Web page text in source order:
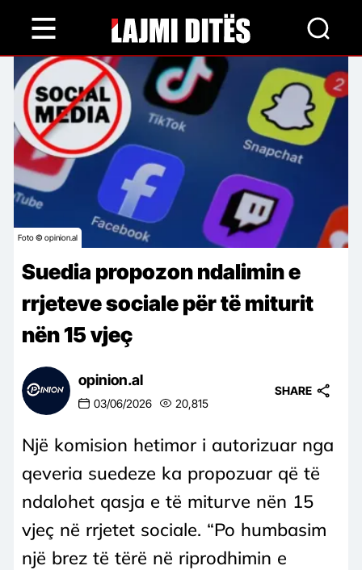
content
Foto © opinion.al
Suedia propozon ndalimin e
rrjeteve sociale për të miturit
nën 15 vjeç
opinion.al
03/06/2026 20,815
SHARE
Një komision hetimor i autorizuar nga
qeveria suedeze ka propozuar që të
ndalohet qasja e të miturve nën 15
vjeç në rrjetet sociale. “Po humbasim
një brez të tërë në riprodhimin e